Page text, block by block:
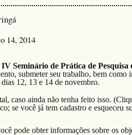
14, 2014
IV Seminário de Prática de Pesquisa
submeter seu trabalho, bem como
12, 13 e 14 de novembro.
caso ainda não tenha feito isso.
se você já tem cadastro e esqueceu
pode obter informações sobre os